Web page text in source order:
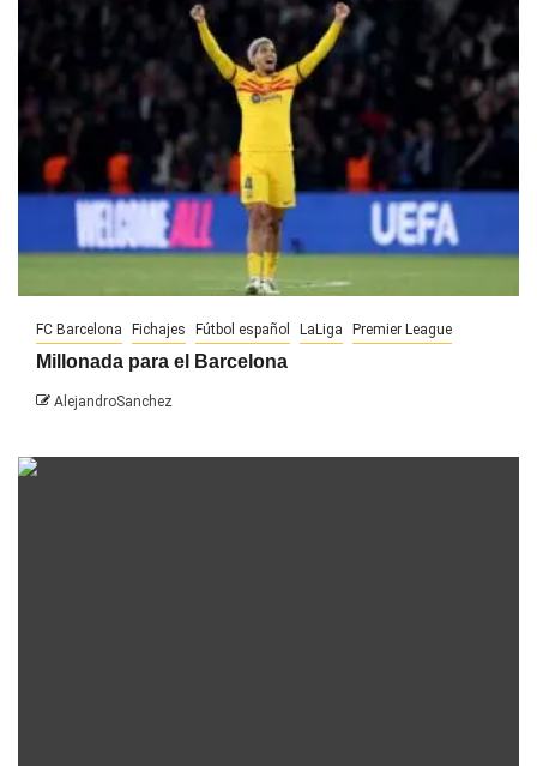
FC Barcelona Fichajes Fútbol español LaLiga Premier League
Millonada para el Barcelona
AlejandroSanchez